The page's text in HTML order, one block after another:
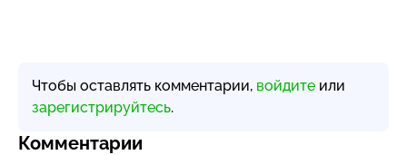
Чтобы оставлять комментарии, войдите или
зарегистрируйтесь.
Комментарии